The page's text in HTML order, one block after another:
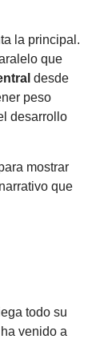
la principal.
que
desde
peso
desarrollo
mostrar
que
todo su
venido a